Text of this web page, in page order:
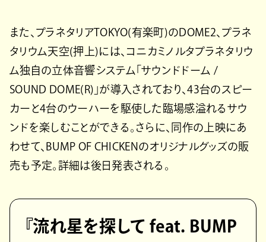
また、プラネタリアTOKYO(有楽町)のDOME2、プラネ
タリウム天空(押上)には、コニカミノルタプラネタリウ
ム独自の立体音響システム「サウンドドーム /
SOUND DOME(R)」が導入されており、43台のスピー
カーと4台のウーハーを駆使した臨場感溢れるサウ
ンドを楽しむことができる。さらに、同作の上映にあ
わせて、BUMP OF CHICKENのオリジナルグッズの販
売も予定。詳細は後日発表される。
『流れ星を探して feat. BUMP